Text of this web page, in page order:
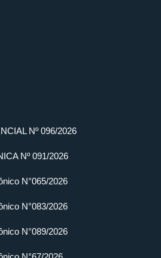
Nº 096/2026
Nº 091/2026
N°065/2026
N°083/2026
N°089/2026